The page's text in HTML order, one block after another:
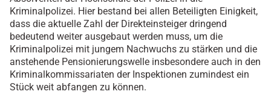
Kriminalpolizei. Hier bestand bei allen Beteiligten Einigkeit,
dass die aktuelle Zahl der Direkteinsteiger dringend
bedeutend weiter ausgebaut werden muss, um die
Kriminalpolizei mit jungem Nachwuchs zu stärken und die
anstehende Pensionierungswelle insbesondere auch in den
Kriminalkommissariaten der Inspektionen zumindest ein
Stück weit abfangen zu können.